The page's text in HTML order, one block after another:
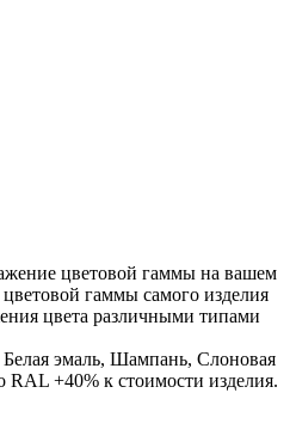
цветовой гаммы на вашем
гаммы самого изделия
цвета различными типами
эмаль, Шампань, Слоновая
+40% к стоимости изделия.